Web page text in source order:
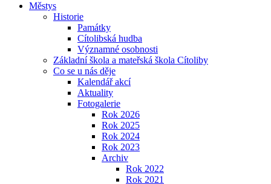
Městys
Historie
Památky
Cítolibská hudba
Významné osobnosti
Základní škola a mateřská škola Cítoliby
Co se u nás děje
Kalendář akcí
Aktuality
Fotogalerie
Rok 2026
Rok 2025
Rok 2024
Rok 2023
Archiv
Rok 2022
Rok 2021